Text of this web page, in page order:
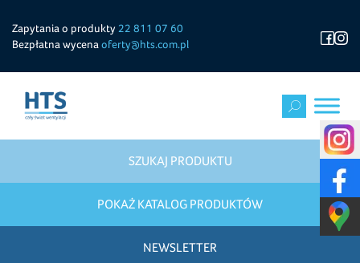
Zapytania o produkty 22 811 07 60
Bezpłatna wycena oferty@hts.com.pl
SZUKAJ PRODUKTU
POKAŻ KATALOG PRODUKTÓW
NEWSLETTER